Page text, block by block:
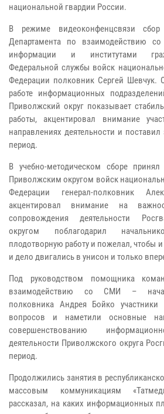
национальной гвардии России.
В режиме видеоконфенцсвязи сбор
Департамента по взаимодействию
информации и институтами
Федеральной службы войск
Федерации полковник Сергей Шевчук.
работе информационных
Приволжский округ показывает
работы, акцентировал внимание
направлениях деятельности и
период.
В учебно-методическом сборе
Приволжским округом войск
Федерации генерал-полковник
акцентировал внимание на
сопровождения деятельности
округом поблагодарил
плодотворную работу и пожелал, чтобы
и дело двигались в унисон и только
Под руководством помощника
взаимодействию со СМИ –
полковника Андрея Бойко участники
вопросов и наметили основные
совершенствованию
деятельности Приволжского округа
период.
Продолжились занятия в
массовым коммуникациям
рассказал, на каких информационных